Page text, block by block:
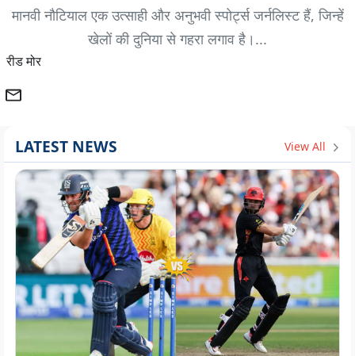
मानवी नौटियाल एक उत्साही और अनुभवी स्पोर्ट्स जर्नलिस्ट हैं, जिन्हें
खेलों की दुनिया से गहरा लगाव है।...
रीड मोर
LATEST NEWS View All